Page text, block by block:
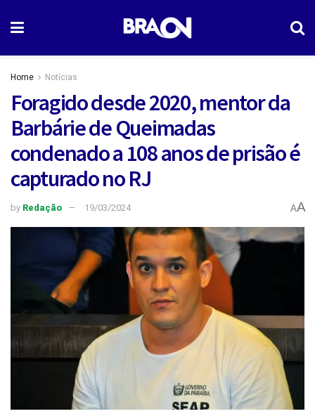
Home Notícias
Foragido desde 2020, mentor da
Barbárie de Queimadas
condenado a 108 anos de prisão é
capturado no RJ
by Redação 19/03/2024 AA